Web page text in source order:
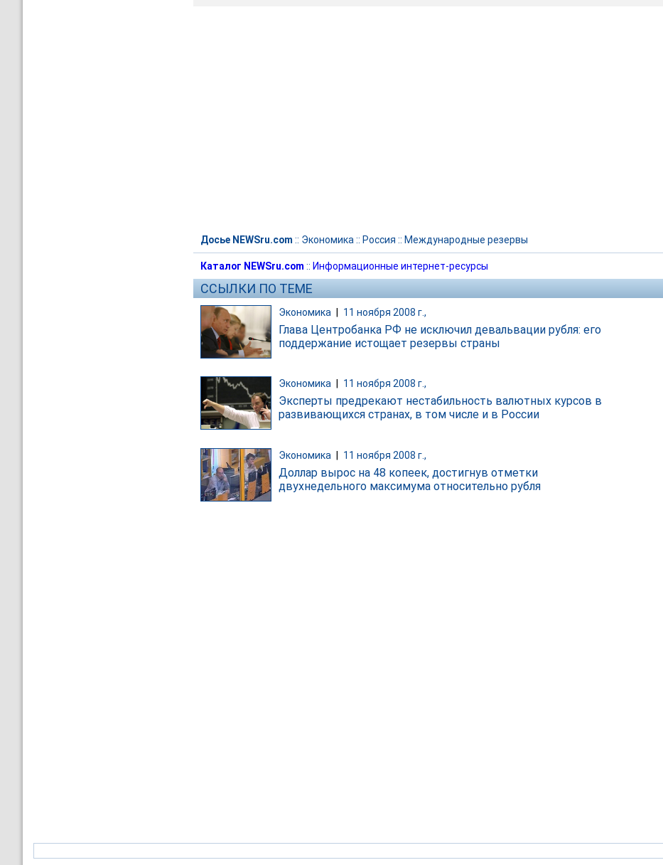
Досье NEWSru.com :: Экономика :: Россия :: Международные резервы
Каталог NEWSru.com :: Информационные интернет-ресурсы
ССЫЛКИ ПО ТЕМЕ
Экономика 11 ноября 2008 г.,
Глава Центробанка РФ не исключил девальвации рубля: его
поддержание истощает резервы страны
Экономика 11 ноября 2008 г.,
Эксперты предрекают нестабильность валютных курсов в
развивающихся странах, в том числе и в России
Экономика | 11 ноября 2008 г.,
Доллар вырос на 48 копеек, достигнув отметки
двухнедельного максимума относительно рубля